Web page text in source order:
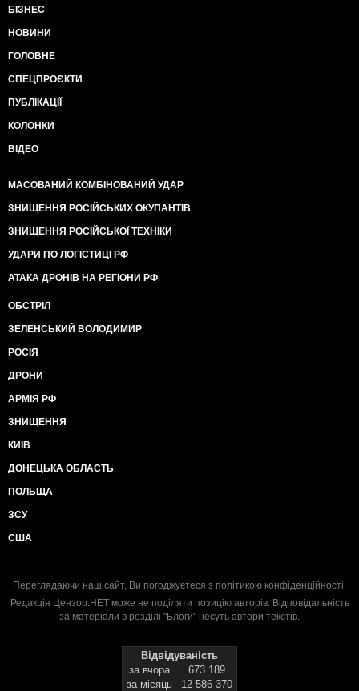
БІЗНЕС
НОВИНИ
ГОЛОВНЕ
СПЕЦПРОЄКТИ
ПУБЛІКАЦІЇ
КОЛОНКИ
ВІДЕО
МАСОВАНИЙ КОМБІНОВАНИЙ УДАР
ЗНИЩЕННЯ РОСІЙСЬКИХ ОКУПАНТІВ
ЗНИЩЕННЯ РОСІЙСЬКОЇ ТЕХНІКИ
УДАРИ ПО ЛОГІСТИЦІ РФ
АТАКА ДРОНІВ НА РЕГІОНИ РФ
ОБСТРІЛ
ЗЕЛЕНСЬКИЙ ВОЛОДИМИР
РОСІЯ
ДРОНИ
АРМІЯ РФ
ЗНИЩЕННЯ
КИЇВ
ДОНЕЦЬКА ОБЛАСТЬ
ПОЛЬЩА
ЗСУ
США
Переглядаючи наш сайт, Ви погоджуєтеся з політикою конфіденційності.
Редакція Цензор.НЕТ може не поділяти позицію авторів. Відповідальність
за матеріали в розділі "Блоги" несуть автори текстів.
Відвідуваність
за вчора
673 189
за місяць
12 586 370